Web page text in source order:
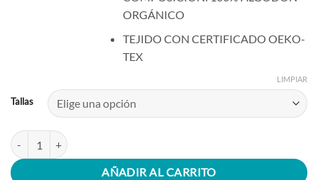
ORGÁNICO
TEJIDO CON CERTIFICADO OEKO-
TEX
Tallas
LIMPIAR
FALDITA NOWITNA: faldita cruzada con braguita vichy verde.
AÑADIR AL CARRITO